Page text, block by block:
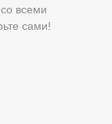
всеми
сами!